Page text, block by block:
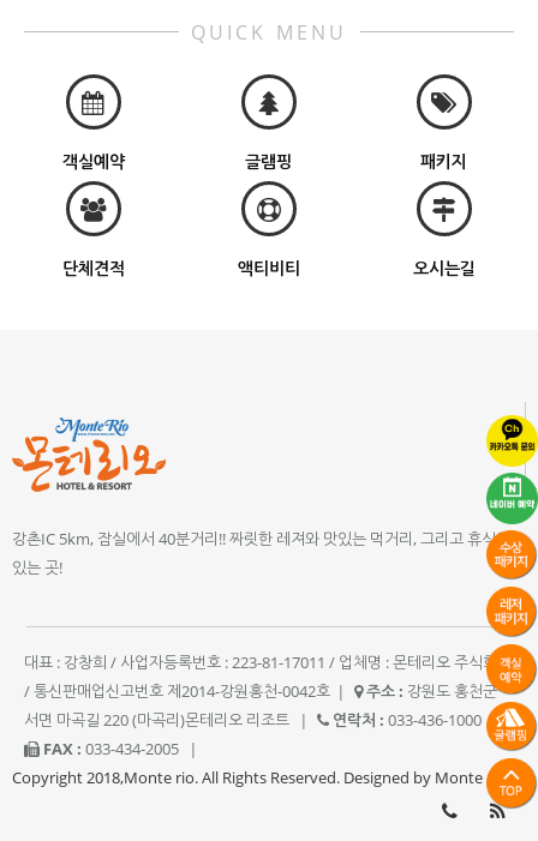
QUICK MENU
객실예약 글램핑 패키지
단체견적 액티비티 오시는길
강촌IC 5km, 잠실에서 40분거리!! 짜릿한 레져와 맛있는 먹거리, 그리고 휴식이
있는 곳!
대표 : 강창희 / 사업자등록번호 : 223-81-17011 / 업체명 : 몬테리오 주식회사
/ 통신판매업신고번호 제2014-강원홍천-0042호 | 주소 : 강원도 홍천군
서면 마곡길 220 (마곡리)몬테리오 리조트
| 연락처 : 033-436-1000
|
FAX : 033-434-2005
|
Copyright 2018,Monte rio. All Rights Reserved. Designed by Monte rio.